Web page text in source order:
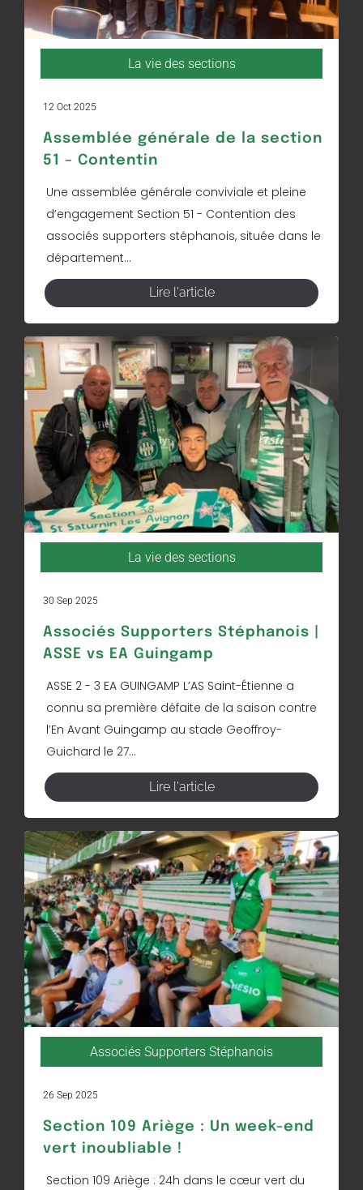
La vie des sections
12 Oct 2025
Assemblée générale de la section
51 – Contentin
Une assemblée générale conviviale et pleine
d’engagement Section 51 - Contention des
associés supporters stéphanois, située dans le
département...
Lire l'article
La vie des sections
30 Sep 2025
Associés Supporters Stéphanois |
ASSE vs EA Guingamp
ASSE 2 - 3 EA GUINGAMP L’AS Saint-Étienne a
connu sa première défaite de la saison contre
l’En Avant Guingamp au stade Geoffroy-
Guichard le 27...
Lire l'article
Associés Supporters Stéphanois
26 Sep 2025
Section 109 Ariège : Un week-end
vert inoubliable !
Section 109 Ariège : 24h dans le cœur vert du